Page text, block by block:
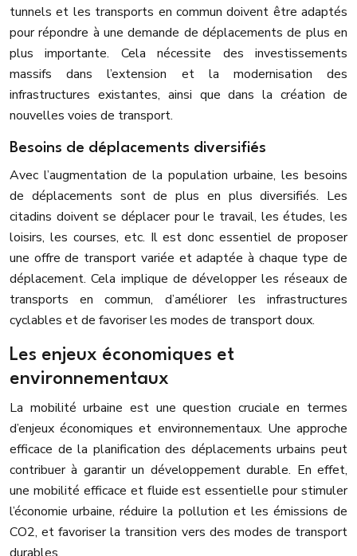
tunnels et les transports en commun doivent être adaptés
pour répondre à une demande de déplacements de plus en
plus importante. Cela nécessite des investissements
massifs dans l’extension et la modernisation des
infrastructures existantes, ainsi que dans la création de
nouvelles voies de transport.
Besoins de déplacements diversifiés
Avec l’augmentation de la population urbaine, les besoins
de déplacements sont de plus en plus diversifiés. Les
citadins doivent se déplacer pour le travail, les études, les
loisirs, les courses, etc. Il est donc essentiel de proposer
une offre de transport variée et adaptée à chaque type de
déplacement. Cela implique de développer les réseaux de
transports en commun, d’améliorer les infrastructures
cyclables et de favoriser les modes de transport doux.
Les enjeux économiques et
environnementaux
La mobilité urbaine est une question cruciale en termes
d’enjeux économiques et environnementaux. Une approche
efficace de la planification des déplacements urbains peut
contribuer à garantir un développement durable. En effet,
une mobilité efficace et fluide est essentielle pour stimuler
l’économie urbaine, réduire la pollution et les émissions de
CO2, et favoriser la transition vers des modes de transport